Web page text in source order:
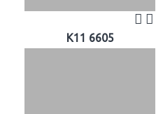
K11 6605